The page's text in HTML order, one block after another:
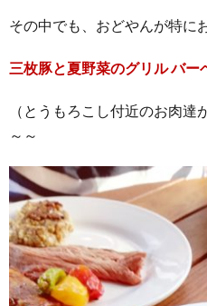
その中でも、おどやんが特に
三枚豚と夏野菜のグリル バー
（とうもろこし付近のお肉
～～